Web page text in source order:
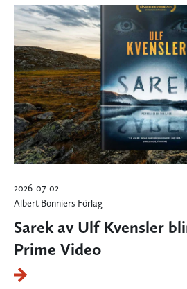
2026-07-02
Albert Bonniers Förlag
Sarek av Ulf Kvensler
Prime Video